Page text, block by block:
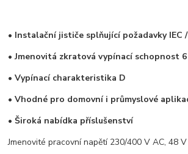
• Instalační jističe splňující požadavky IEC /
• Jmenovitá zkratová vypínací schopnost
• Vypínací charakteristika D
• Vhodné pro domovní i průmyslové
• Široká nabídka příslušenství
Jmenovité pracovní napětí 230/400 V AC, 48